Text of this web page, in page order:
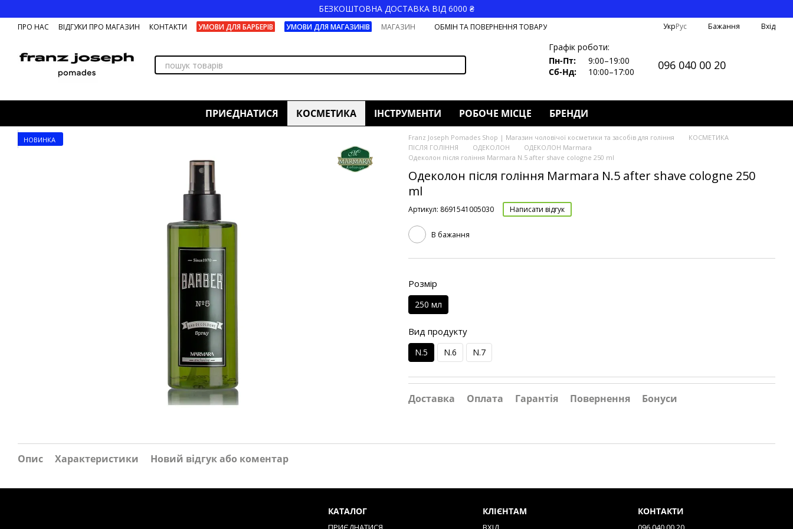
БЕЗКОШТОВНА ДОСТАВКА ВІД 6000 ₴
ПРО НАС ВІДГУКИ ПРО МАГАЗИН КОНТАКТИ УМОВИ ДЛЯ БАРБЕРІВ УМОВИ ДЛЯ МАГАЗИНІВ МАГАЗИН ОБМІН ТА ПОВЕРНЕННЯ ТОВАРУ УкрРус Бажання Вхід
Графік роботи:
Пн-Пт:
9:00–19:00
Сб-Нд:
10:00–17:00 096 040 00 20
ПРИЄДНАТИСЯ КОСМЕТИКА ІНСТРУМЕНТИ РОБОЧЕ МІСЦЕ БРЕНДИ
НОВИНКА Franz Joseph Pomades Shop | Магазин чоловічої косметики та засобів для гоління
КОСМЕТИКА
ПІСЛЯ ГОЛІННЯ
ОДЕКОЛОН
ОДЕКОЛОН Marmara
Одеколон після гоління Marmara N.5 after shave cologne 250 ml
Одеколон після гоління Marmara N.5 after shave cologne 250
ml
Артикул: 8691541005030 Написати відгук
В бажання
Розмір
250 мл
Вид продукту
N.5 N.6 N.7
Доставка Оплата Гарантія Повернення Бонуси
Опис Характеристики Новий відгук або коментар
КАТАЛОГ КЛІЄНТАМ КОНТАКТИ